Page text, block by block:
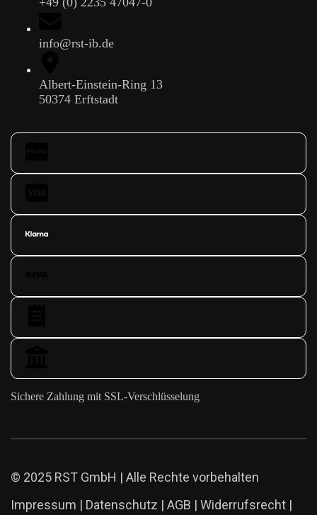
info@rst-ib.de
Albert-Einstein-Ring 13
50374 Erftstadt
Sichere Zahlung mit SSL-Verschlüsselung
© 2025 RST GmbH | Alle Rechte vorbehalten
Impressum | Datenschutz | AGB | Widerrufsrecht |